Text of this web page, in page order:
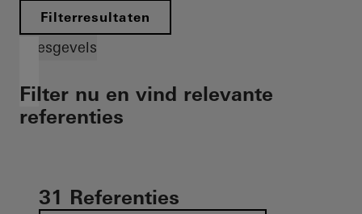
Filterresultaten
Vliesgevels
Filter nu en vind relevante
referenties
31 Referenties